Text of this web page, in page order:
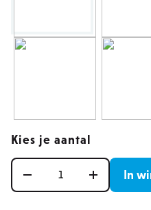
Kies je aantal
In